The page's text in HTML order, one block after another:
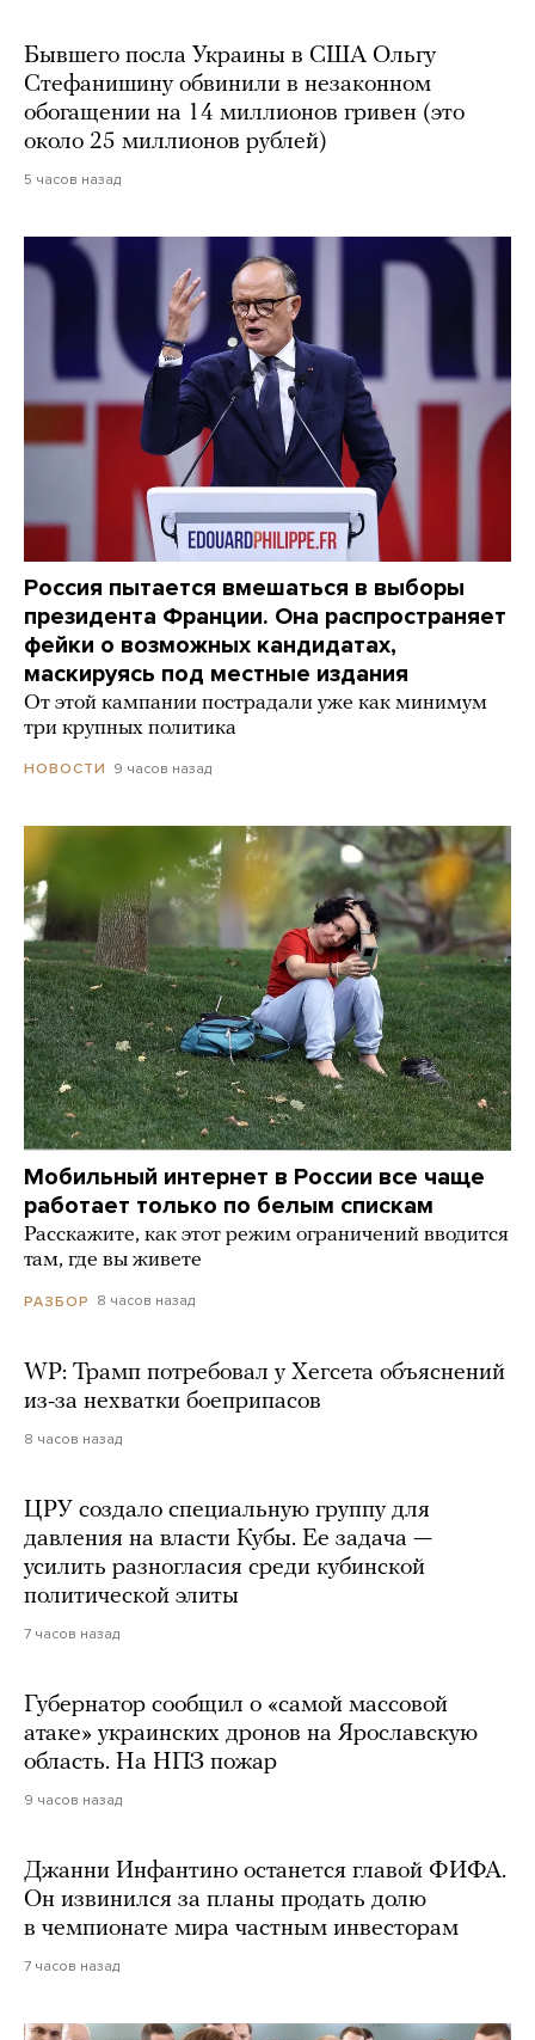
Бывшего посла Украины в США Ольгу
Стефанишину обвинили в незаконном
обогащении на 14 миллионов гривен (это
около 25 миллионов рублей)
5 часов назад
Россия пытается вмешаться в выборы
президента Франции. Она распространяет
фейки о возможных кандидатах,
маскируясь под местные издания
От этой кампании пострадали уже как минимум
три крупных политика
НОВОСТИ 9 часов назад
Мобильный интернет в России все чаще
работает только по белым спискам
Расскажите, как этот режим ограничений вводится
там, где вы живете
РАЗБОР 8 часов назад
WP: Трамп потребовал у Хегсета объяснений
из-за нехватки боеприпасов
8 часов назад
ЦРУ создало специальную группу для
давления на власти Кубы. Ее задача —
усилить разногласия среди кубинской
политической элиты
7 часов назад
Губернатор сообщил о «самой массовой
атаке» украинских дронов на Ярославскую
область. На НПЗ пожар
9 часов назад
Джанни Инфантино останется главой ФИФА.
Он извинился за планы продать долю
в чемпионате мира частным инвесторам
7 часов назад